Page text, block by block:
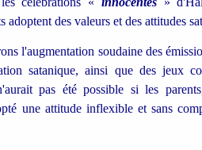
adoptent des valeurs et des attitudes
l'augmentation soudaine des
satanique, ainsi que des jeux
pas été possible si les
une attitude inflexible et sans